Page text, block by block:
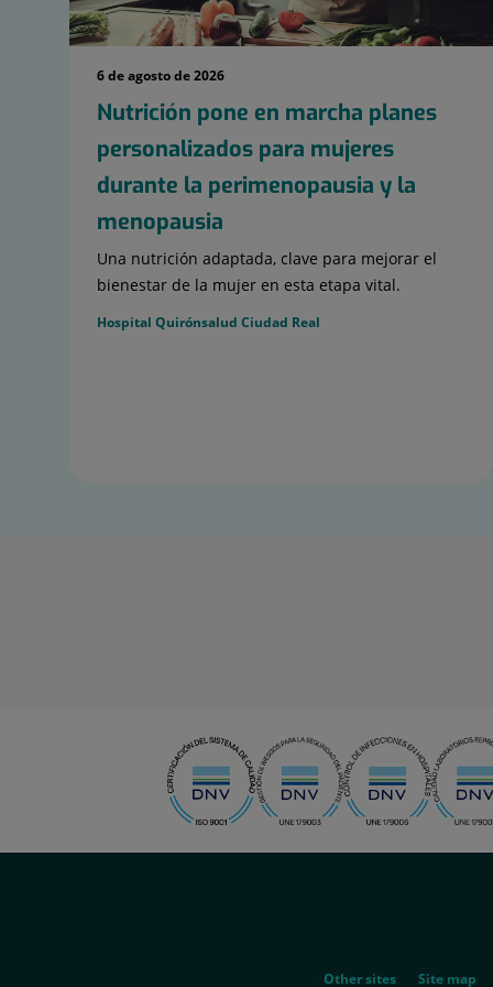
6 de agosto de 2026
Nutrición pone en marcha planes
personalizados para mujeres
durante la perimenopausia y la
menopausia
Una nutrición adaptada, clave para mejorar el
bienestar de la mujer en esta etapa vital.
Hospital Quirónsalud Ciudad Real
Other sites Site map